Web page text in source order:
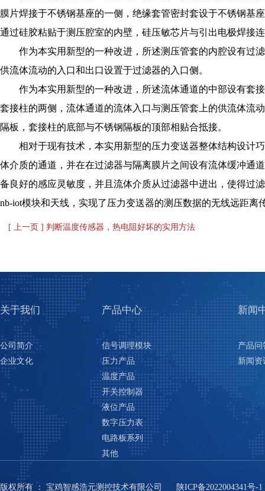
膜片焊接于不锈钢基座的一侧，绝缘套管密封套设于不锈钢基
通过硅胶粘贴于测压腔室的内壁，硅压敏芯片与引出电极焊接
作为本实用新型的一种改进，所述测压管套的内腔设有过
供流体流动的入口和出口设置于过滤器的入口侧。
作为本实用新型的一种改进，所述流体通道的中部设有套
套接柱的两侧，流体通道的流体入口与测压管套上的供流体流
隔板，套接柱的底部与不锈钢隔板的顶部相贴合抵接。
相对于现有技术，本实用新型的压力变送器整体结构设计
体介质的通道，并在在过滤器与隔离膜片之间设有流体缓冲通
备良好的感应灵敏度，并且流体介质从过滤器中进出，使得过
nb-iot模块和天线，实现了压力变送器的测压数据的无线远距
[ 上一页 ] 判断温度传感器，热电阻好坏的实用方法
关于我们
公司简介
企业文化
产品中心
信号调理模块
压力产品
温度产品
开关控制器
液位产品
数字压力表
电路板系列
其他
新闻
产品问
新闻资
版权所有 ： 宝鸡智感浩元测控技术有限公司 陕ICP备2022004341号-1